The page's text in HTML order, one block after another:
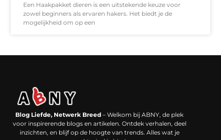
Een Haakpakket dieren is een uitstekende keuze voor
zowel beginners als ervaren hakers. Het biedt je de
mogelijkheid om op een
Blog Liefde, Netwerk Breed – Welkom bij ABNY, de plek
voor inspirerende blogs en artikelen. Ontdek verhalen, deel
inzichten, en blijf op de hoogte van trends. Alles wat je